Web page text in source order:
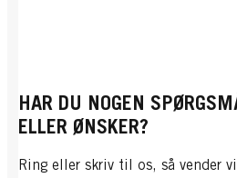
HAR DU NOGEN
ELLER ØNSKER?
Ring eller skriv til os, så vender